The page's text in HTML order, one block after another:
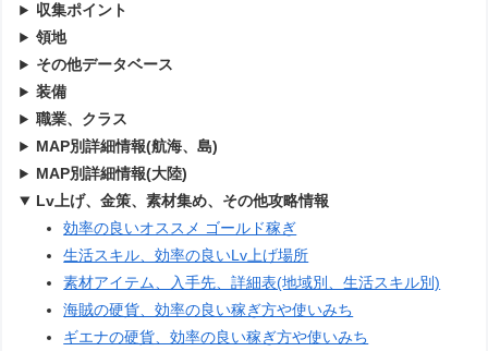
収集ポイント
領地
その他データベース
装備
職業、クラス
MAP別詳細情報(航海、島)
MAP別詳細情報(大陸)
Lv上げ、金策、素材集め、その他攻略情報
効率の良いオススメ ゴールド稼ぎ
生活スキル、効率の良いLv上げ場所
素材アイテム、入手先、詳細表(地域別、生活スキル別)
海賊の硬貨、効率の良い稼ぎ方や使いみち
ギエナの硬貨、効率の良い稼ぎ方や使いみち